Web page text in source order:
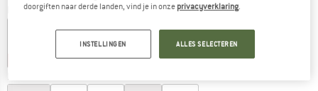
Kleur:Orange Sorbet
-30% -35%
Kies een maat:
doorgiften naar derde landen, vind je in onze privacyverklaring
INSTELLINGEN ALLES SELECTEREN